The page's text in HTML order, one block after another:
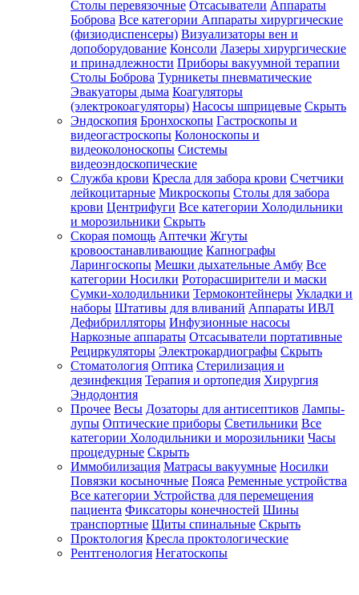
Столы перевязочные Отсасыватели Аппараты
Боброва Все категории Аппараты хирургические
(физиодиспенсеры) Визуализаторы вен и
допоборудование Консоли Лазеры хирургические
и принадлежности Приборы вакуумной терапии
Столы Боброва Турникеты пневматические
Эвакуаторы дыма Коагуляторы
(электрокоагуляторы) Насосы шприцевые Скрыть
Эндоскопия Бронхоскопы Гастроскопы и
видеогастроскопы Колоноскопы и
видеоколоноскопы Системы
видеоэндоскопические
Служба крови Кресла для забора крови Счетчики
лейкоцитарные Микроскопы Столы для забора
крови Центрифуги Все категории Холодильники
и морозильники Скрыть
Скорая помощь Аптечки Жгуты
кровоостанавливающие Капнографы
Ларингоскопы Мешки дыхательные Амбу Все
категории Носилки Роторасширители и маски
Сумки-холодильники Термоконтейнеры Укладки и
наборы Штативы для вливаний Аппараты ИВЛ
Дефибрилляторы Инфузионные насосы
Наркозные аппараты Отсасыватели портативные
Рециркуляторы Электрокардиографы Скрыть
Стоматология Оптика Стерилизация и
дезинфекция Терапия и ортопедия Хирургия
Эндодонтия
Прочее Весы Дозаторы для антисептиков Лампы-
лупы Оптические приборы Светильники Все
категории Холодильники и морозильники Часы
процедурные Скрыть
Иммобилизация Матрасы вакуумные Носилки
Повязки косыночные Пояса Ременные устройства
Все категории Устройства для перемещения
пациента Фиксаторы конечностей Шины
транспортные Щиты спинальные Скрыть
Проктология Кресла проктологические
Рентгенология Негатоскопы